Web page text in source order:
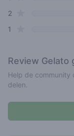
2
1
Review Gelato
Help de community
delen.